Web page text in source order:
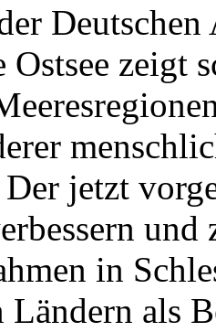
zeigt
Der jetzt
in
Ländern als